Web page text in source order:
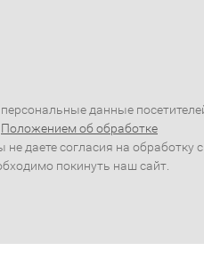
данные
Положением об обработке
не даете согласия на обработку
покинуть наш сайт.